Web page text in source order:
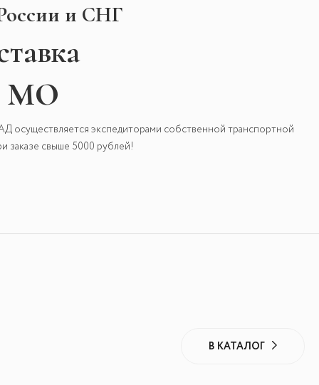
и СНГ
МО
осуществляется экспедиторами собственной транспортной
заказе свыше 5000 рублей!
В КАТАЛОГ